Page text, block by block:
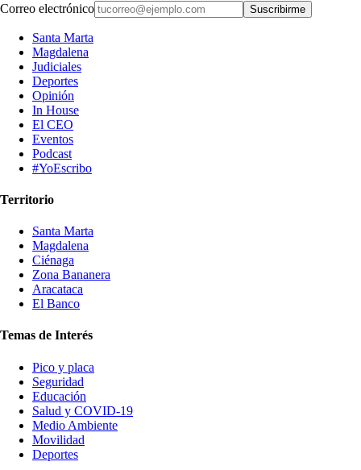
Correo electrónico Suscribirme
Santa Marta
Magdalena
Judiciales
Deportes
Opinión
In House
El CEO
Eventos
Podcast
#YoEscribo
Territorio
Santa Marta
Magdalena
Ciénaga
Zona Bananera
Aracataca
El Banco
Temas de Interés
Pico y placa
Seguridad
Educación
Salud y COVID-19
Medio Ambiente
Movilidad
Deportes